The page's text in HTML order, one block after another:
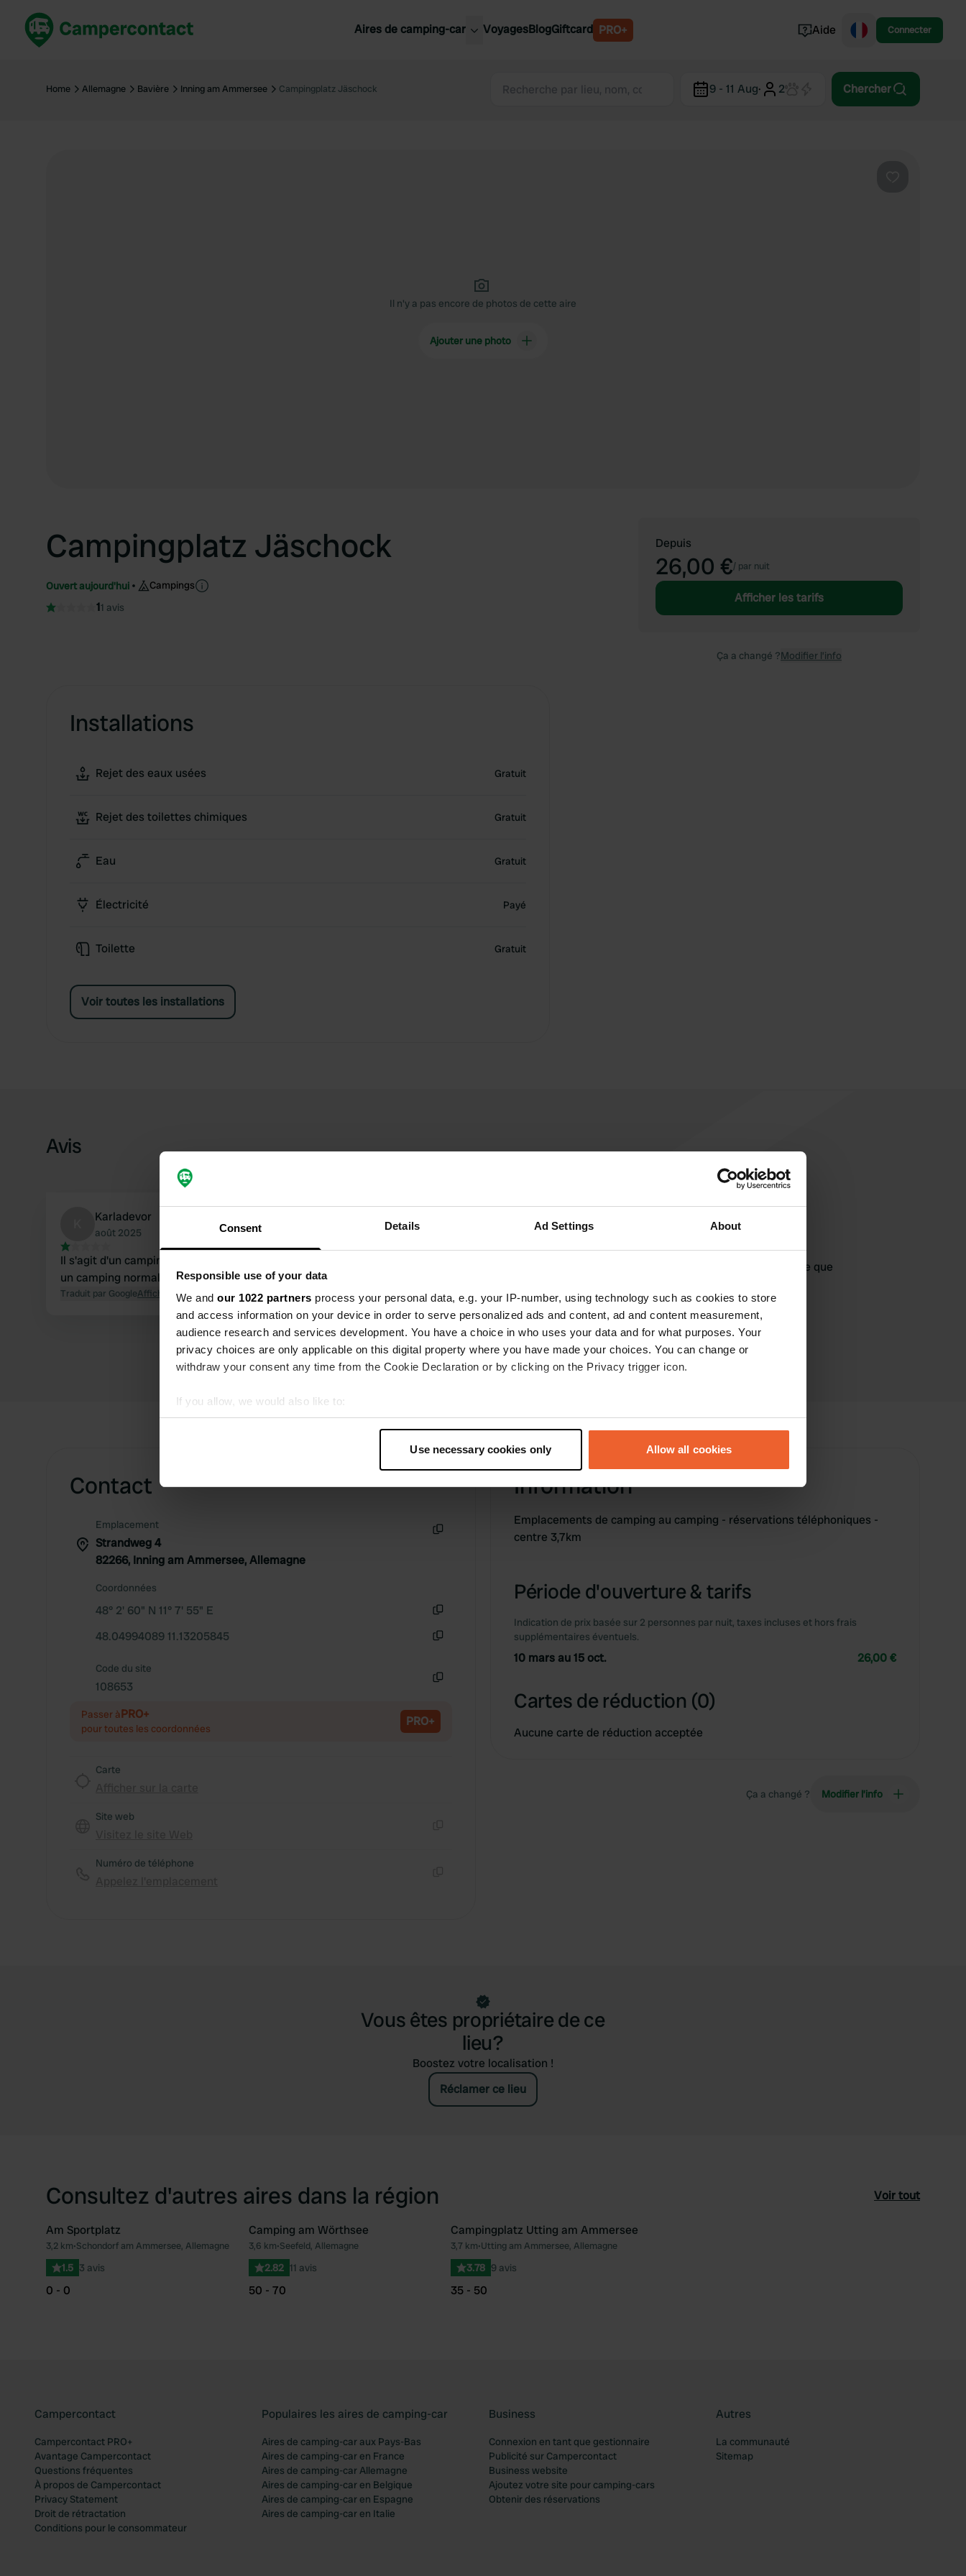
Consent Details Ad Settings About
Responsible use of your data
We and our 1022 partners process your personal data, e.g. your IP-number, using technology such as cookies to store
and access information on your device in order to serve personalized ads and content, ad and content measurement,
audience research and services development. You have a choice in who uses your data and for what purposes. Your
privacy choices are only applicable on this digital property where you have made your choices. You can change or
withdraw your consent any time from the Cookie Declaration or by clicking on the Privacy trigger icon.
If you allow, we would also like to:
Collect information about your geographical location which can be accurate to within several meters
Find out more about how your personal data is processed and set your preferences in the
We use cookies to personalise content and ads, to provide social media features and to analyse our traffic. We also share
other information that you’ve provided to them or that they’ve collected from your use of their services.
Use necessary cookies only Allow all cookies
Aires de camping-car
France
France
Slovénie
VoyagesBlogGiftcard PRO+ Aide Connecter
Home Allemagne Bavière Inning am Ammersee Campingplatz Jäschock 9 - 11 Aug· 2 Chercher
Il n'y a pas encore de photos de cette aire
Ajouter une photo
Campingplatz Jäschock
Ouvert aujourd'hui Campings
11 avis
Installations
Rejet des eaux usées Gratuit
Rejet des toilettes chimiques Gratuit
Eau Gratuit
Électricité Payé
Toilette Gratuit
Voir toutes les installations
Depuis
26,00 €/ par nuit
Afficher les tarifs
Ça a changé ?Modifier l’info
Avis
Karladevor
août 2025
Il s'agit d'un camping pour les clients permanents (dauercamping), donc pas
un camping normal
Traduit par GoogleAfficher l'original
Ajouter un avis
Vous êtes déjà venu ici ? Dites aux autres ce que
Contact
Emplacement
Strandweg 4
82266, Inning am Ammersee, Allemagne
Coordonnées
48° 2' 60" N 11° 7' 55" E
48.04994089 11.13205845
Code du site
108653
Passer àPRO+
pour toutes les coordonnées PRO+
Carte
Site web
Numéro de téléphone
Information
Emplacements de camping au camping - réservations téléphoniques -
centre 3,7km
Période d'ouverture & tarifs
Indication de prix basée sur 2 personnes par nuit, taxes incluses et hors frais
supplémentaires éventuels.
10 mars au 15 oct. 26,00 €
Cartes de réduction (0)
Aucune carte de réduction acceptée
Ça a changé ? Modifier l’info
Vous êtes propriétaire de ce
lieu?
Boostez votre localisation !
Réclamer ce lieu
Consultez d'autres aires dans la région Voir tout
Préféré
Am Sportplatz
3,2 km•Schondorf am Ammersee, Allemagne
1.5 3 avis
0 - 0
Préféré
Camping am Wörthsee
3,6 km•Seefeld, Allemagne
2.82 11 avis
50 - 70
Campingplatz Utting am Ammersee
3,7 km•Utting am Ammersee, Allemagne
3.78 9 avis
35 - 50
Campercontact
Campercontact PRO+
Avantage Campercontact
Questions fréquentes
À propos de Campercontact
Privacy Statement
Droit de rétractation
Conditions pour le consommateur
Populaires les aires de camping-car
Aires de camping-car aux Pays-Bas
Aires de camping-car en France
Aires de camping-car Allemagne
Aires de camping-car en Belgique
Aires de camping-car en Espagne
Aires de camping-car en Italie
Business
Connexion en tant que gestionnaire
Publicité sur Campercontact
Business website
Ajoutez votre site pour camping-cars
Obtenir des réservations
Autres
La communauté
Sitemap